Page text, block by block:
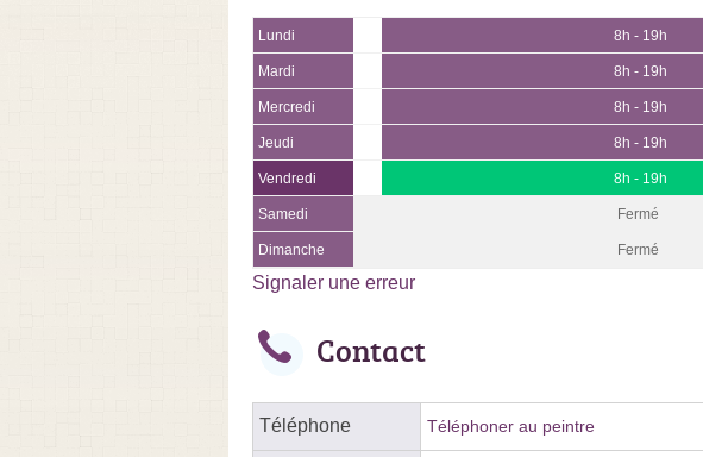
Lundi 8h - 19h
Mardi 8h - 19h
Mercredi 8h - 19h
Jeudi 8h - 19h
Vendredi 8h - 19h
Samedi Fermé
Dimanche Fermé
Signaler une erreur
Contact
Téléphone Téléphoner au peintre